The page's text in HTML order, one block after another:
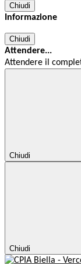
Chiudi
Informazione
Chiudi
Attendere...
Attendere il
Chiudi
Chiudi